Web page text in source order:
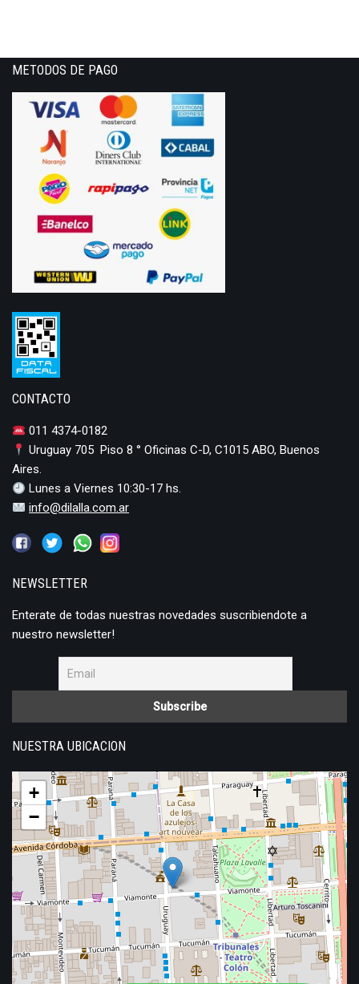
METODOS DE PAGO
CONTACTO
011 4374-0182
Uruguay 705 Piso 8 ° Oficinas C-D, C1015 ABO, Buenos
Aires.
Lunes a Viernes 10:30-17 hs.
info@dilalla.com.ar
NEWSLETTER
Enterate de todas nuestras novedades suscribiendote a
nuestro newsletter!
NUESTRA UBICACION
+
−